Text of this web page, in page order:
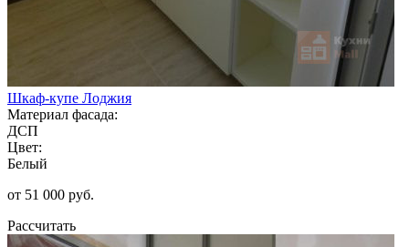
Шкаф-купе Лоджия
Материал фасада:
ДСП
Цвет:
Белый
от 51 000 руб.
Рассчитать